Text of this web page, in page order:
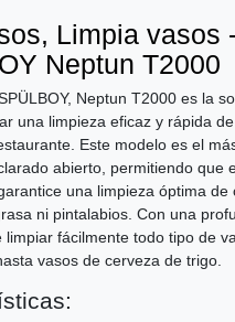
Limpia vasos
Neptun T2000
Neptun T2000 es la
una limpieza eficaz y rápida
Este modelo es el
abierto, permitiendo que
una limpieza óptima de
ni pintalabios. Con una
limpiar fácilmente todo tipo de
vasos de cerveza de trigo.